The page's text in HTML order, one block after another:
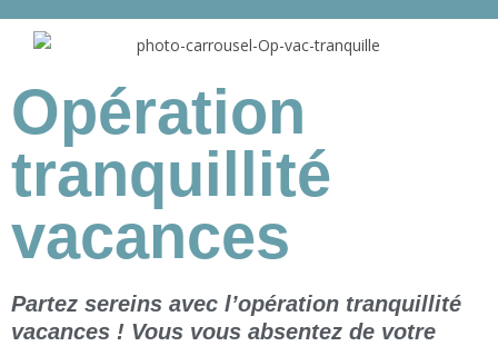
Opération
tranquillité
vacances
Partez sereins avec l’opération tranquillité
vacances ! Vous vous absentez de votre